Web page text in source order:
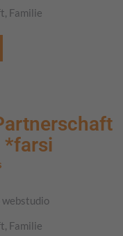
Familie
*farsi
Familie